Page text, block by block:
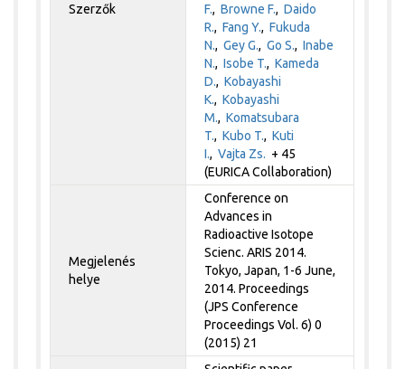
Szerzők
F.,Browne F.,Daido
R.,Fang Y.,Fukuda
N.,Gey G.,Go S.,Inabe
N.,Isobe T.,Kameda
D.,Kobayashi
K.,Kobayashi
M.,Komatsubara
T.,Kubo T.,Kuti
I.,Vajta Zs. + 45
(EURICA Collaboration)
Megjelenés
helye
Conference on
Advances in
Radioactive Isotope
Scienc. ARIS 2014.
Tokyo, Japan, 1-6 June,
2014. Proceedings
(JPS Conference
Proceedings Vol. 6) 0
(2015) 21